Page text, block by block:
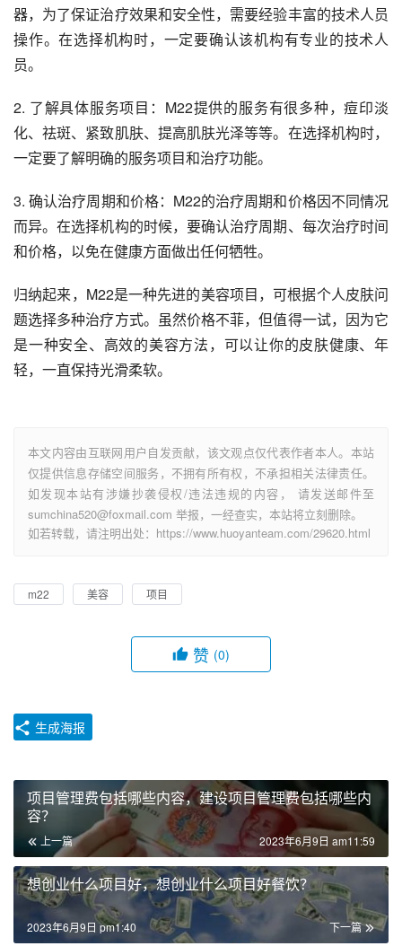
器，为了保证治疗效果和安全性，需要经验丰富的技术人员
操作。在选择机构时，一定要确认该机构有专业的技术人
员。
2. 了解具体服务项目：M22提供的服务有很多种，痘印淡
化、祛斑、紧致肌肤、提高肌肤光泽等等。在选择机构时，
一定要了解明确的服务项目和治疗功能。
3. 确认治疗周期和价格：M22的治疗周期和价格因不同情况
而异。在选择机构的时候，要确认治疗周期、每次治疗时间
和价格，以免在健康方面做出任何牺牲。
归纳起来，M22是一种先进的美容项目，可根据个人皮肤问
题选择多种治疗方式。虽然价格不菲，但值得一试，因为它
是一种安全、高效的美容方法，可以让你的皮肤健康、年
轻，一直保持光滑柔软。
本文内容由互联网用户自发贡献，该文观点仅代表作者本人。本站
仅提供信息存储空间服务，不拥有所有权，不承担相关法律责任。
如发现本站有涉嫌抄袭侵权/违法违规的内容， 请发送邮件至
sumchina520@foxmail.com 举报，一经查实，本站将立刻删除。
如若转载，请注明出处：https://www.huoyanteam.com/29620.html
m22 美容 项目
赞 (0)
生成海报
项目管理费包括哪些内容，建设项目管理费包括哪些内
容？
上一篇 2023年6月9日 am11:59
想创业什么项目好，想创业什么项目好餐饮？
下一篇
2023年6月9日 pm1:40